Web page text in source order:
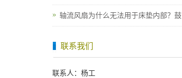
轴流风扇为什么无法用于床垫内部？鼓
联系我们
联系人：杨工